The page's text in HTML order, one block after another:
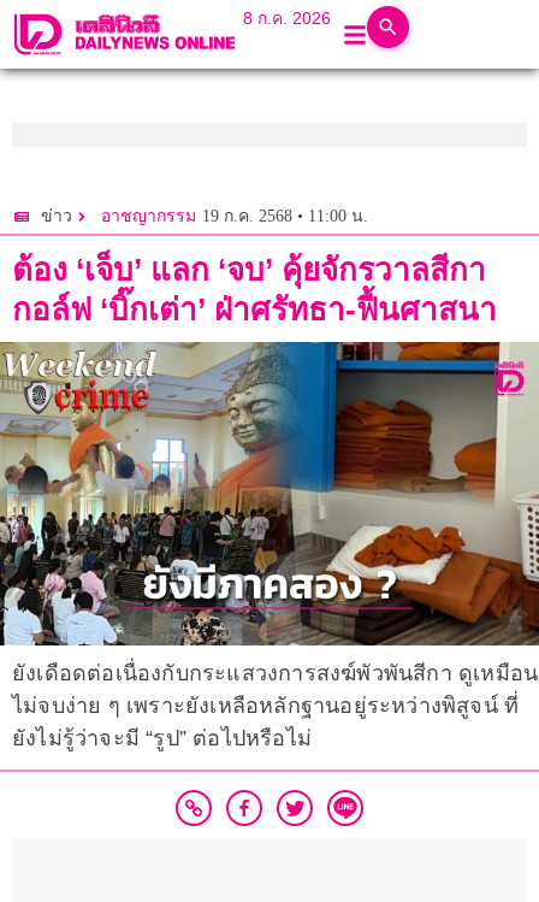
8 ก.ค. 2026
ข่าว อาชญากรรม 19 ก.ค. 2568 • 11:00 น.
ต้อง ‘เจ็บ’ แลก ‘จบ’ คุ้ยจักรวาลสีกา
กอล์ฟ ‘บิ๊กเต่า’ ฝ่าศรัทธา-ฟื้นศาสนา
ยังเดือดต่อเนื่องกับกระแสวงการสงฆ์พัวพันสีกา ดูเหมือน
ไม่จบง่าย ๆ เพราะยังเหลือหลักฐานอยู่ระหว่างพิสูจน์ ที่
ยังไม่รู้ว่าจะมี “รูป” ต่อไปหรือไม่